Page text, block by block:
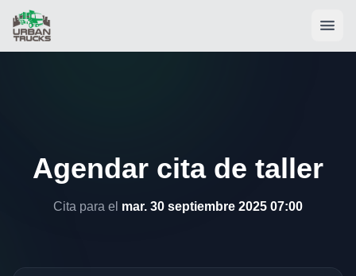
Agendar cita de taller
Cita para el mar. 30 septiembre 2025 07:00